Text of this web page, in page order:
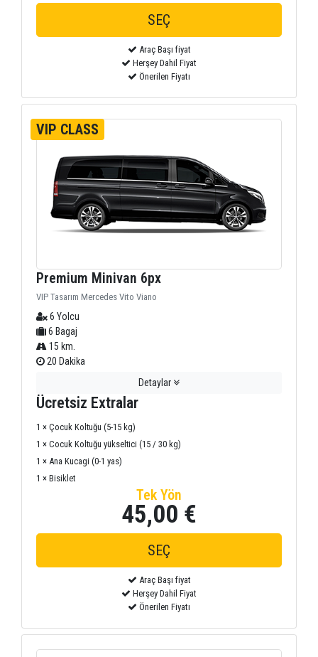
Araç Başı fiyat
Herşey Dahil Fiyat
Önerilen Fiyatı
VIP CLASS
Premium Minivan 6px
VIP Tasarım Mercedes Vito Viano
6 Yolcu
6 Bagaj
15 km.
20 Dakika
Detaylar
Ücretsiz Extralar
1 × Çocuk Koltuğu (5-15 kg)
1 × Cocuk Koltuğu yükseltici (15 / 30 kg)
1 × Ana Kucagi (0-1 yas)
1 × Bisiklet
Tek Yön
45,00 €
Araç Başı fiyat
Herşey Dahil Fiyat
Önerilen Fiyatı